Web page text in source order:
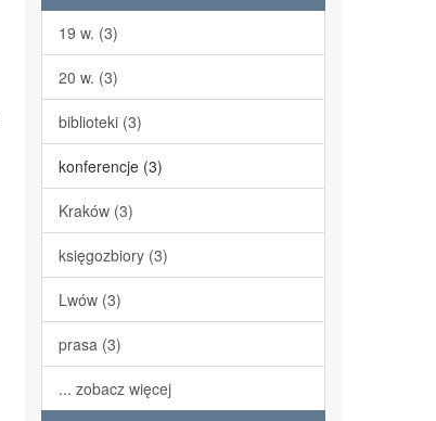
19 w. (3)
20 w. (3)
biblioteki (3)
konferencje (3)
Kraków (3)
księgozbiory (3)
Lwów (3)
prasa (3)
... zobacz więcej